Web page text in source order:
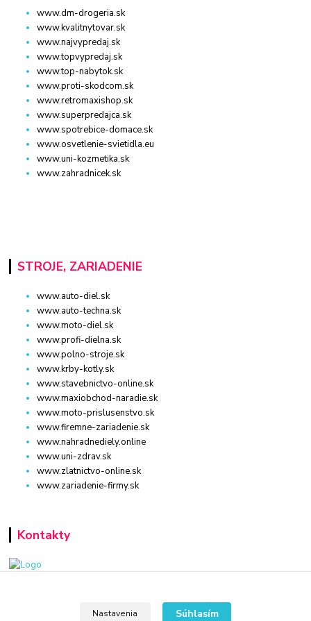
www.dm-drogeria.sk
www.kvalitnytovar.sk
www.najvypredaj.sk
www.topvypredaj.sk
www.top-nabytok.sk
www.proti-skodcom.sk
www.retromaxishop.sk
www.superpredajca.sk
www.spotrebice-domace.sk
www.osvetlenie-svietidla.eu
www.uni-kozmetika.sk
www.zahradnicek.sk
STROJE, ZARIADENIE
www.auto-diel.sk
www.auto-techna.sk
www.moto-diel.sk
www.profi-dielna.sk
www.polno-stroje.sk
www.krby-kotly.sk
www.stavebnictvo-online.sk
www.maxiobchod-naradie.sk
www.moto-prislusenstvo.sk
www.firemne-zariadenie.sk
www.nahradnediely.online
www.uni-zdrav.sk
www.zlatnictvo-online.sk
www.zariadenie-firmy.sk
Kontakty
Nastavenia Súhlasím